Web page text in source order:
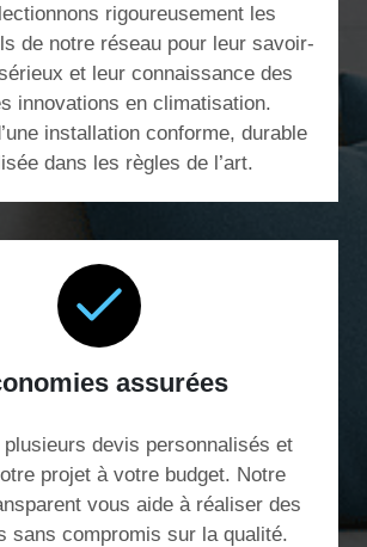
rigoureusement les
de notre réseau pour leur savoir-
et leur connaissance des
innovations en climatisation.
installation conforme, durable
dans les règles de l’art.
assurées
plusieurs devis personnalisés et
projet à votre budget. Notre
vous aide à réaliser des
sans compromis sur la qualité.